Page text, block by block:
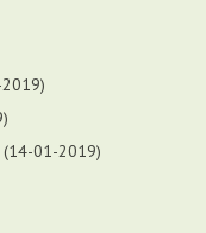
14-01-2019